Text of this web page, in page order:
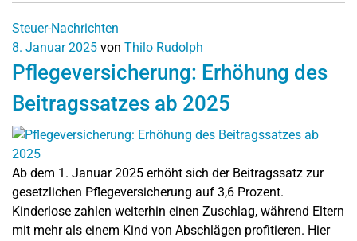
Steuer-Nachrichten
8. Januar 2025 von Thilo Rudolph
Pflegeversicherung: Erhöhung des
Beitragssatzes ab 2025
Ab dem 1. Januar 2025 erhöht sich der Beitragssatz zur
gesetzlichen Pflegeversicherung auf 3,6 Prozent.
Kinderlose zahlen weiterhin einen Zuschlag, während Eltern
mit mehr als einem Kind von Abschlägen profitieren. Hier